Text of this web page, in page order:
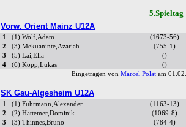
Vorw. Orient Mainz U12A
1 (1) Wolf,Adam
(1673-56)
2
(3) Mekuaninte,Azariah
(755-1)
3
(5) Lai,Ella
()
4
(6) Kopp,Lukas
()
Eingetragen von Marcel Polatam
SK Gau-Algesheim U12A
1 (1) Fuhrmann,Alexander
(1163-13)
2
(2) Hattemer,Dominik
(1069-8)
3
(3) Thinnes,Bruno
(784-4)